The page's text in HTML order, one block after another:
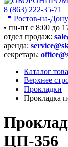
8 (863) 222-35-71
📍 Ростов-на-
• пн-пт c 8:00 до
отдел продаж:
аренда:
секретарь:
Каталог
Верхнее
Прокладки
Прокладка
ЦП-356